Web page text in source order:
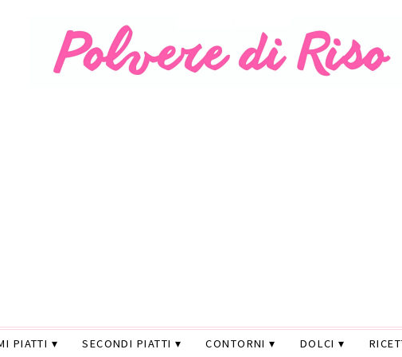
PIATTI SECONDI PIATTI CONTORNI DOLCI